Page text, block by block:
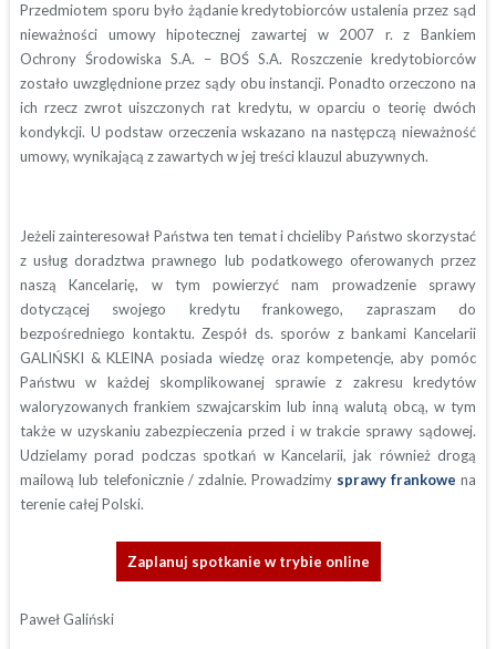
Przedmiotem sporu było żądanie kredytobiorców ustalenia przez sąd
nieważności umowy hipotecznej zawartej w 2007 r. z Bankiem
Ochrony Środowiska S.A. – BOŚ S.A. Roszczenie kredytobiorców
zostało uwzględnione przez sądy obu instancji. Ponadto orzeczono na
ich rzecz zwrot uiszczonych rat kredytu, w oparciu o teorię dwóch
kondykcji. U podstaw orzeczenia wskazano na następczą nieważność
umowy, wynikającą z zawartych w jej treści klauzul abuzywnych.
Jeżeli zainteresował Państwa ten temat i chcieliby Państwo skorzystać
z usług doradztwa prawnego lub podatkowego oferowanych przez
naszą Kancelarię, w tym powierzyć nam prowadzenie sprawy
dotyczącej swojego kredytu frankowego, zapraszam do
bezpośredniego kontaktu. Zespół ds. sporów z bankami Kancelarii
GALIŃSKI & KLEINA posiada wiedzę oraz kompetencje, aby pomóc
Państwu w każdej skomplikowanej sprawie z zakresu kredytów
waloryzowanych frankiem szwajcarskim lub inną walutą obcą, w tym
także w uzyskaniu zabezpieczenia przed i w trakcie sprawy sądowej.
Udzielamy porad podczas spotkań w Kancelarii, jak również drogą
mailową lub telefonicznie / zdalnie. Prowadzimy sprawy frankowe na
terenie całej Polski.
Zaplanuj spotkanie w trybie online
Paweł Galiński